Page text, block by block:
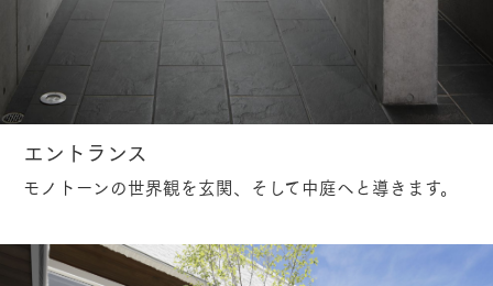
エントランス
モノトーンの世界観を玄関、そして中庭へと導きます。